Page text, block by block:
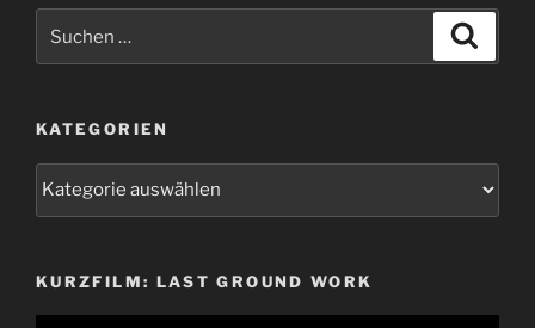
nach:
KATEGORIEN
KURZFILM: LAST GROUND WORK